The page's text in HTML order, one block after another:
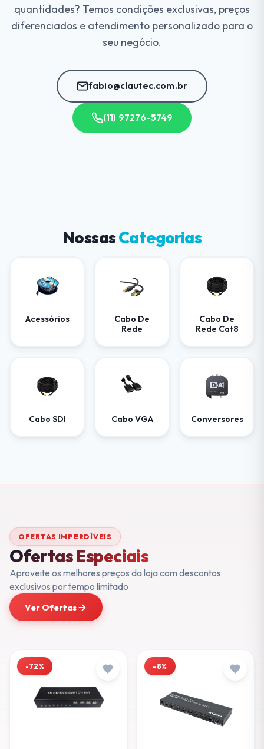
quantidades? Temos condições exclusivas, preços
diferenciados e atendimento personalizado para o
seu negócio.
fabio@clautec.com.br
(11) 97276-5749
NossasCategorias
Acessórios
Cabo De
Rede
Cabo De
Rede Cat8
Cabo SDI Cabo VGA Conversores
OFERTAS IMPERDÍVEIS
Ofertas Especiais
Aproveite os melhores preços da loja com descontos
exclusivos por tempo limitado
Ver Ofertas
-72% -8%